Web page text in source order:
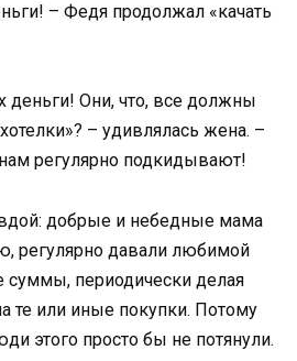
– Федя продолжал «качать
деньги! Они, что, все должны
– удивлялась жена. –
регулярно подкидывают!
добрые и небедные мама
регулярно давали любимой
суммы, периодически делая
те или иные покупки. Потому
этого просто бы не потянули.